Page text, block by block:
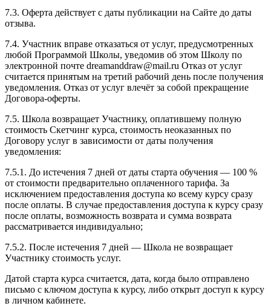
7.3. Оферта действует с даты публикации на Сайте до даты
отзыва.
7.4. Участник вправе отказаться от услуг, предусмотренных
любой Программой Школы, уведомив об этом Школу по
электронной почте dreamanddraw@mail.ru Отказ от услуг
считается принятым на третий рабочий день после получения
уведомления. Отказ от услуг влечёт за собой прекращение
Договора-оферты.
7.5. Школа возвращает Участнику, оплатившему полную
стоимость Скетчинг курса, стоимость неоказанных по
Договору услуг в зависимости от даты получения
уведомления:
7.5.1. До истечения 7 дней от даты старта обучения — 100 %
от стоимости предварительно оплаченного тарифа. За
исключением предоставления доступа ко всему курсу сразу
после оплаты. В случае предоставления доступа к курсу сразу
после оплаты, возможность возврата и сумма возврата
рассматривается индивидуально;
7.5.2. После истечения 7 дней — Школа не возвращает
Участнику стоимость услуг.
Датой старта курса считается, дата, когда было отправлено
письмо с ключом доступа к курсу, либо открыт доступ к курсу
в личном кабинете.